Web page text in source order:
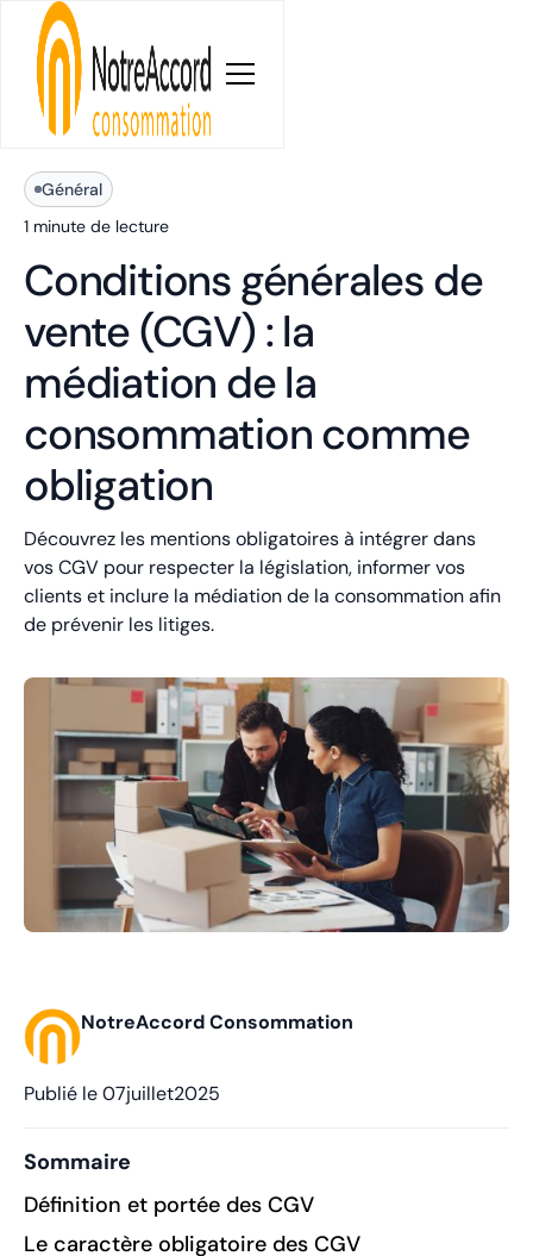
Blog
Général
1 minute de lecture
Conditions générales de
vente (CGV) : la
médiation de la
consommation comme
obligation
Découvrez les mentions obligatoires à intégrer dans
vos CGV pour respecter la législation, informer vos
clients et inclure la médiation de la consommation afin
de prévenir les litiges.
NotreAccord Consommation
Publié le07juillet2025
Sommaire
Définition et portée des CGV
Le caractère obligatoire des CGV